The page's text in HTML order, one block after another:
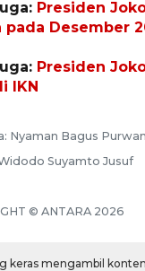
Presiden
pada Desember
Presiden
IKN
Nyaman Bagus
Suyamto Jusuf
© ANTARA 2026
keras mengambil